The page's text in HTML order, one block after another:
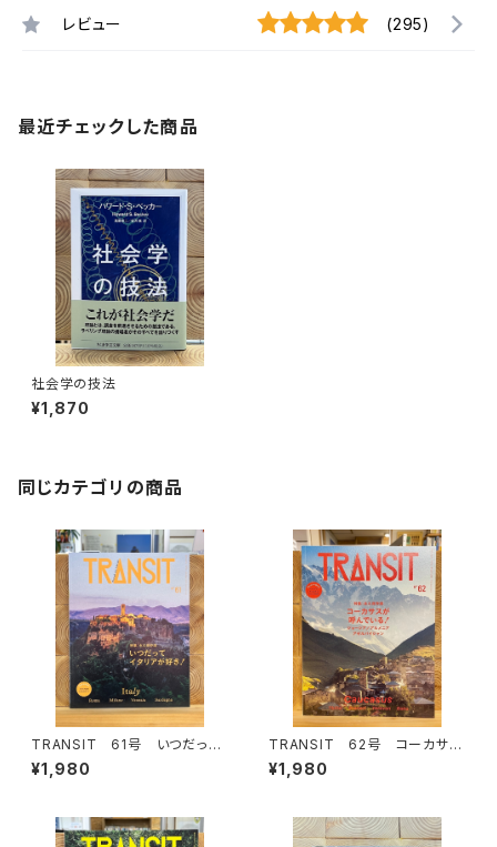
レビュー (295)
最近チェックした商品
社会学の技法
¥1,870
同じカテゴリの商品
TRANSIT 61号 いつだって
イタリアが好き！
¥1,980
TRANSIT 62号 コーカサス
が呼んでいる！
¥1,980